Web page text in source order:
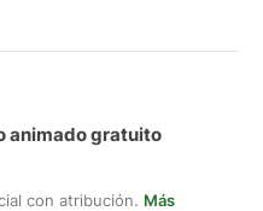
animado gratuito
con atribución. Más